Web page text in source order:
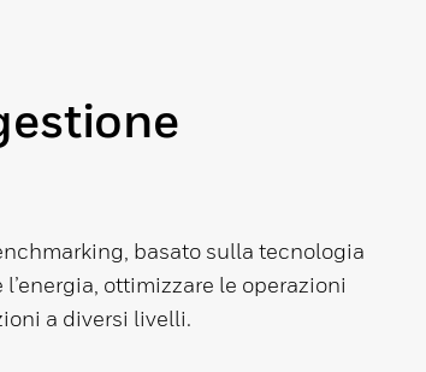
basato sulla tecnologia
ottimizzare le operazioni
a diversi livelli.